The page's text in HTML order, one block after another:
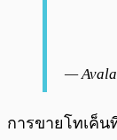
—
การขายโทเค็